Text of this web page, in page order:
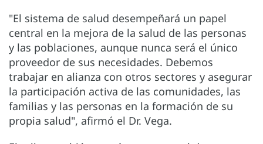
"El sistema de salud desempeñará un papel
central en la mejora de la salud de las personas
y las poblaciones, aunque nunca será el único
proveedor de sus necesidades. Debemos
trabajar en alianza con otros sectores y asegurar
la participación activa de las comunidades, las
familias y las personas en la formación de su
propia salud", afirmó el Dr. Vega.